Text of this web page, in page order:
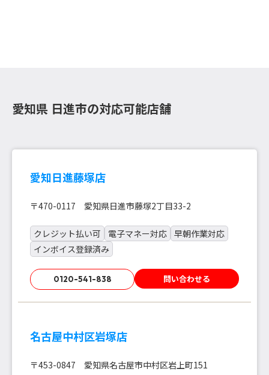
愛知県 日進市の対応可能店舗
愛知日進藤塚店
〒470-0117 愛知県日進市藤塚2丁目33-2
クレジット払い可 電子マネー対応 早朝作業対応
インボイス登録済み
0120-541-838 問い合わせる
名古屋中村区岩塚店
〒453-0847 愛知県名古屋市中村区岩上町151